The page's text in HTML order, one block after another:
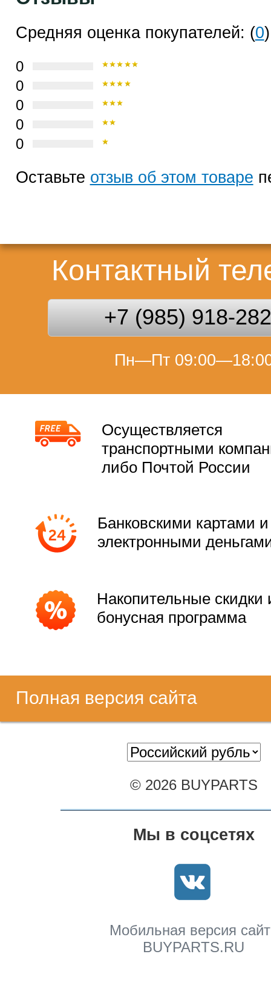
Средняя оценка покупателей: (0)
0
0
0
0
0
Оставьте отзыв об этом товаре
Контактный
+7 (985) 918-
Пн—Пт
Осуществляется
транспортными
либо Почтой России
Банковскими картами и
электронными
Накопительные скидки
бонусная программа
Полная версия сайта
© 2026 BUYPARTS
Мы в соцсетях
Мобильная версия
BUYPARTS.RU